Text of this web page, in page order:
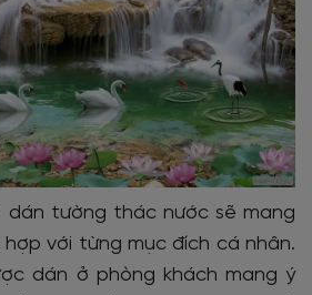
dán tường thác nước sẽ mang
với từng mục đích cá nhân.
dán ở phòng khách mang ý